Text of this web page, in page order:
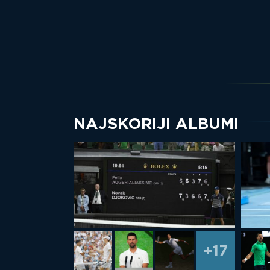
NAJSKORIJI ALBUMI
+17